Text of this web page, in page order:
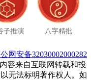
子推演 八字精批
网安备32030002000282
容来自互联网转载和投
无法标明著作权人。如